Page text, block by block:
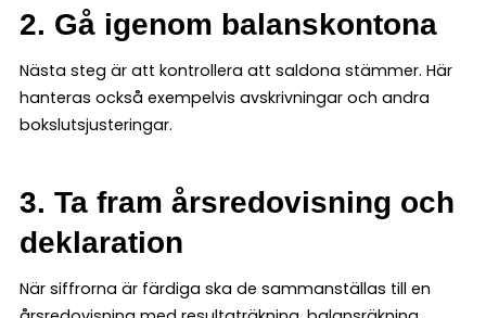
2. Gå igenom balanskontona
Nästa steg är att kontrollera att saldona stämmer. Här
hanteras också exempelvis avskrivningar och andra
bokslutsjusteringar.
3. Ta fram årsredovisning och
deklaration
När siffrorna är färdiga ska de sammanställas till en